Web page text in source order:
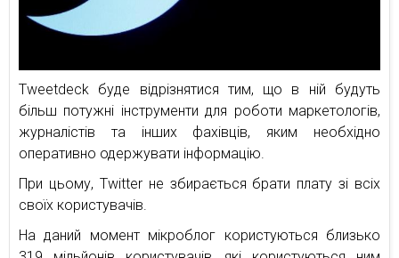
Tweetdeck буде відрізнятися тим, що в ній будуть
більш потужні інструменти для роботи маркетологів,
журналістів та інших фахівців, яким необхідно
оперативно одержувати інформацію.
При цьому, Тwitter не збирається брати плату зі всіх
своїх користувачів.
На даний момент мікроблог користуються близько